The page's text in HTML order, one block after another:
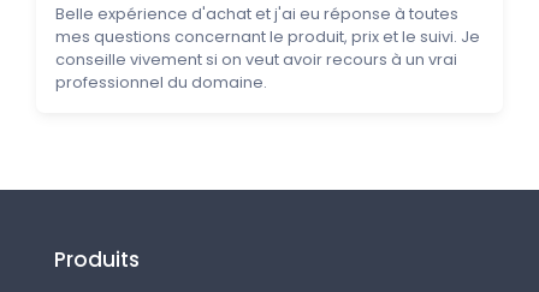
Belle expérience d'achat et j'ai eu réponse à toutes
mes questions concernant le produit, prix et le suivi. Je
conseille vivement si on veut avoir recours à un vrai
professionnel du domaine.
Produits